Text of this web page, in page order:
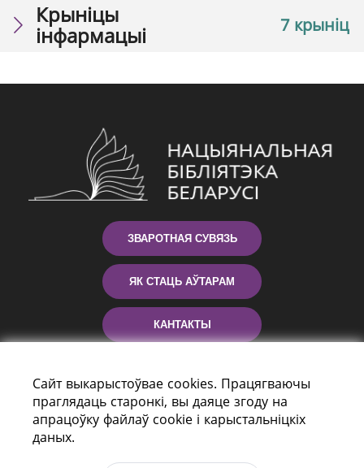
7 крыніц
Крыніцы
інфармацыі
ЗВАРОТНАЯ СУВЯЗЬ
ЯК СТАЦЬ АЎТАРАМ
КАНТАКТЫ
Сайт выкарыстоўвае cookies. Працягваючы
праглядаць старонкі, вы даяце згоду на
апрацоўку файлаў cookie і карыстальніцкіх
даных.